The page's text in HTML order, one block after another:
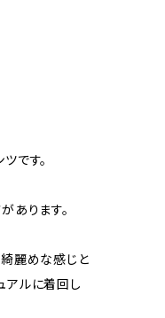
です。
あります。
綺麗めな感じと
アルに着回し